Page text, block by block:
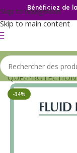
Skip to navigation
Skip to main content
Bénéficiez de
-34%